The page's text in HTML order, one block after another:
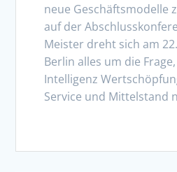
neue Geschäftsmodelle
auf der
Meister dreht sich am
Berlin alles um die
Intelligenz
Service und Mittelstand